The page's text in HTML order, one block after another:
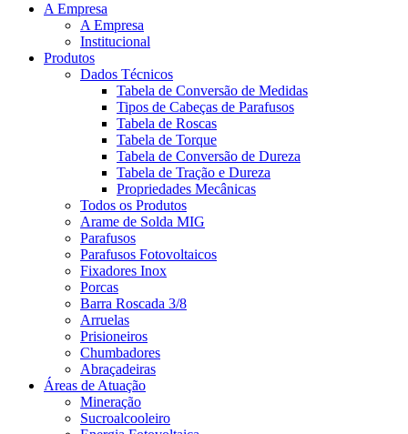
A Empresa
A Empresa
Institucional
Produtos
Dados Técnicos
Tabela de Conversão de Medidas
Tipos de Cabeças de Parafusos
Tabela de Roscas
Tabela de Torque
Tabela de Conversão de Dureza
Tabela de Tração e Dureza
Propriedades Mecânicas
Todos os Produtos
Arame de Solda MIG
Parafusos
Parafusos Fotovoltaicos
Fixadores Inox
Porcas
Barra Roscada 3/8
Arruelas
Prisioneiros
Chumbadores
Abraçadeiras
Áreas de Atuação
Mineração
Sucroalcooleiro